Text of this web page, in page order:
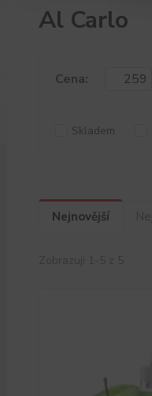
Al Carlo
Cena:
Skladem
Nejnovější